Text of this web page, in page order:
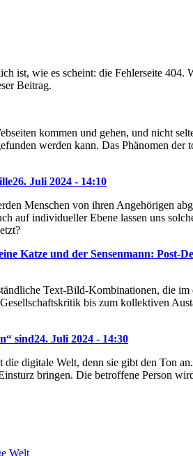
ist, wie es scheint: die Fehlerseite 404.
Beitrag.
kommen und gehen, und nicht
werden kann. Das Phänomen der
26. Juli 2024 - 14:10
Menschen von ihren Angehörigen
auf individueller Ebene lassen uns
Katze und der Sensenmann: Post-
Text-Bild-Kombinationen, die
bis zum kollektiven
sind24. Juli 2024 - 14:30
digitale Welt, denn sie gibt den Ton
bringen. Die betroffene Person
Welt